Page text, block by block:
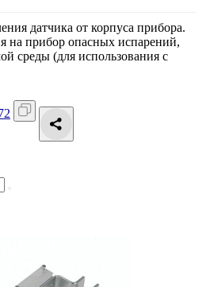
датчика от корпуса прибора.
на прибор опасных испарений,
среды (для использования с